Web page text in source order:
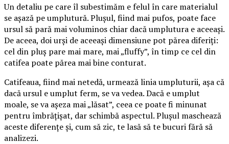
Un detaliu pe care îl subestimăm e felul în care materialul
se așază pe umplutură. Plușul, fiind mai pufos, poate face
ursul să pară mai voluminos chiar dacă umplutura e aceeași.
De aceea, doi urși de aceeași dimensiune pot părea diferiți:
cel din pluș pare mai mare, mai „fluffy”, în timp ce cel din
catifea poate părea mai bine conturat.
Catifeaua, fiind mai netedă, urmează linia umpluturii, așa că
dacă ursul e umplut ferm, se va vedea. Dacă e umplut
moale, se va așeza mai „lăsat”, ceea ce poate fi minunat
pentru îmbrățișat, dar schimbă aspectul. Plușul maschează
aceste diferențe și, cum să zic, te lasă să te bucuri fără să
analizezi.